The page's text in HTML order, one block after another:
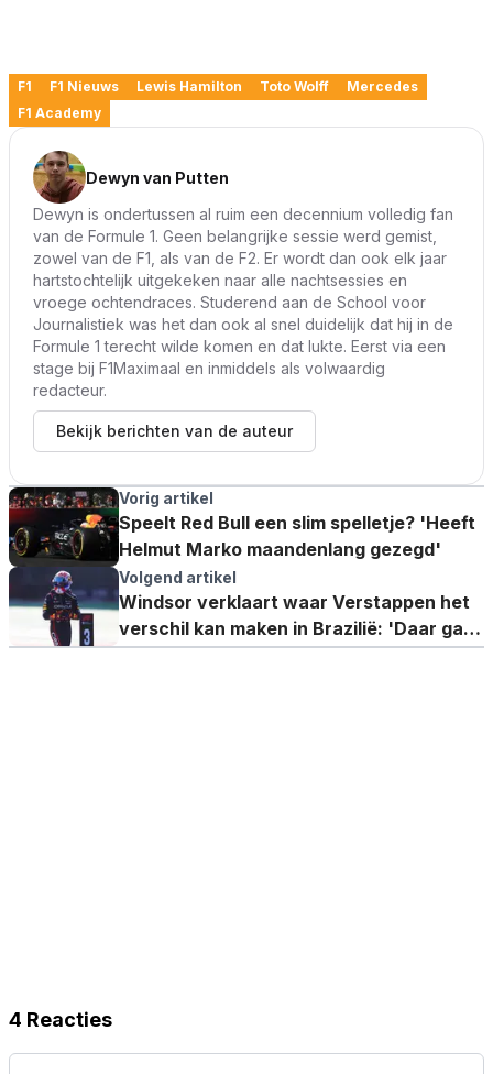
F1 F1 Nieuws Lewis Hamilton Toto Wolff
Mercedes
F1 Academy
Dewyn van Putten
Dewyn is ondertussen al ruim een decennium volledig fan
van de Formule 1. Geen belangrijke sessie werd gemist,
zowel van de F1, als van de F2. Er wordt dan ook elk jaar
hartstochtelijk uitgekeken naar alle nachtsessies en
vroege ochtendraces. Studerend aan de School voor
Journalistiek was het dan ook al snel duidelijk dat hij in de
Formule 1 terecht wilde komen en dat lukte. Eerst via een
stage bij F1Maximaal en inmiddels als volwaardig
redacteur.
Bekijk berichten van de auteur
Vorig artikel
Speelt Red Bull een slim spelletje? 'Heeft
Helmut Marko maandenlang gezegd'
Volgend artikel
Windsor verklaart waar Verstappen het
verschil kan maken in Brazilië: 'Daar gaat
Max heel goed zijn'
4 Reacties